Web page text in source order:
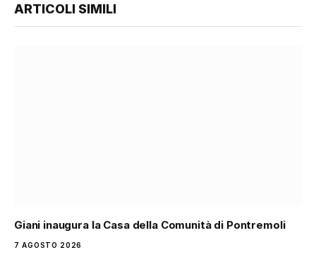
ARTICOLI SIMILI
Giani inaugura la Casa della Comunità di Pontremoli
7 AGOSTO 2026